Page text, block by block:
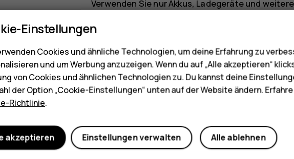
Verwenden Sie nur Akkus, Ladegeräte und
Verwendung mit diesem Gerät zugelassen
BEWAHREN SIE IHR GERÄT TROCKEN AUF
Wenn Ihr Gerät wasserfest ist, finden Sie in den
und genauere Hinweise.
Inhalten
Einstellungen
Cookies und ähnliche Technologien, um deine Erfahrung zu
und um Werbung anzuzeigen. Wenn du auf „Alle akzeptieren“
von Cookies und ähnlichen Technologien zu. Du kannst deine
der Option „Cookie-Einstellungen“ unten auf der Website ändern.
Richtlinie.
Alle ablehnen
Einstellungen verwalten
akzeptieren